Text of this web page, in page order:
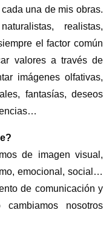
una de mis obras.
realistas,
el factor común
valores a través de
imágenes olfativas,
fantasías, deseos
de imagen visual,
emocional, social…
de comunicación y
nosotros